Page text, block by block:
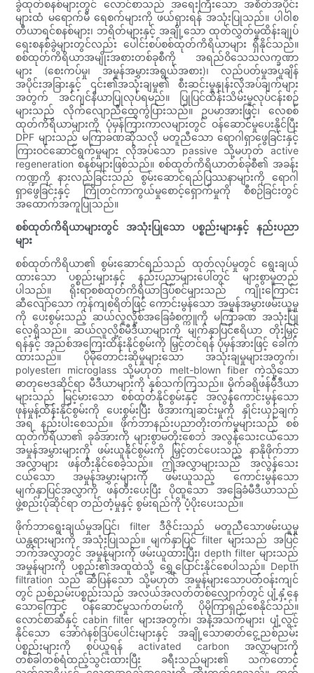
ခွဲထုတ်စနစ်များတွင် လောင်စာသည် အရေးကြီးသော အစိတ်အပိုင်း
များထံ မရောက်မီ ရေစက်များကို ဖယ်ရှားရန် အသုံးပြုသည်။ ပါဝါစ
တီယာရင်စနစ်များ၊ ဘရိတ်များနှင့် အချို့သော ထုတ်လွှတ်မှုထိန်းချုပ်
ရေးစနစ်ခွဲများတွင်လည်း ပေါင်းစပ်စစ်ထုတ်ကိရိယာများ ရှိနိုင်သည်။
စစ်ထုတ်ကိရိယာအမျိုးအစားတစ်ခုစီကို အရည်ဝိသေသလက္ခဏာ
များ (စေးကပ်မှု၊ အမှုန်အမွှားအရွယ်အစား)၊ လည်ပတ်မှုအပူချိန်
အပိုင်းအခြားနှင့် ၎င်း၏အသုံးချမှု၏ စီးဆင်းမှုနှုန်းလိုအပ်ချက်များ
အတွက် အင်ဂျင်နီယာပြုလုပ်ရမည်။ ပြုပြင်ထိန်းသိမ်းမှုလုပ်ငန်းစဉ်
များသည် လိုက်လျောညီထွေကွဲပြားသည်။ ဥပမာအားဖြင့်၊ လေစစ်
ထုတ်ကိရိယာများကို ပုံမှန်ကြားကာလများတွင် ဝန်ဆောင်မှုပေးနိုင်ပြီး
DPF များသည် မကြာခဏဆိုသလို မတူညီသော ရောဂါရှာဖွေခြင်းနှင့်
ကြားဝင်ဆောင်ရွက်မှုများ လိုအပ်သော passive သို့မဟုတ် active
regeneration စနစ်များဖြစ်သည်။ စစ်ထုတ်ကိရိယာတစ်ခုစီ၏ အခန်း
ကဏ္ဍကို နားလည်ခြင်းသည် စွမ်းဆောင်ရည်ပြဿနာများကို ရောဂါ
ရှာဖွေခြင်းနှင့် ကြိုတင်ကာကွယ်မှုစောင့်ရှောက်မှုကို စီစဉ်ခြင်းတွင်
အထောက်အကူပြုသည်။
စစ်ထုတ်ကိရိယာများတွင် အသုံးပြုသော ပစ္စည်းများနှင့် နည်းပညာ
များ
စစ်ထုတ်ကိရိယာ၏ စွမ်းဆောင်ရည်သည် ထုတ်လုပ်မှုတွင် ရွေးချယ်
ထားသော ပစ္စည်းများနှင့် နည်းပညာများပေါ်တွင် များစွာမူတည်
ပါသည်။ ရိုးရာစစ်ထုတ်ကိရိယာဒြပ်စင်များသည် ကျိုးကြောင်း
ဆီလျော်သော ကုန်ကျစရိတ်ဖြင့် ကောင်းမွန်သော အမှုန်အမွှားဖမ်းယူမှု
ကို ပေးစွမ်းသည့် ဆယ်လူလို့စ်အခြေခံစက္ကူကို မကြာခဏ အသုံးပြု
လေ့ရှိသည်။ ဆယ်လူလို့စ်မီဒီယာများကို မျက်နှာပြင်ဧရိယာ တိုးမြှင့်
ရန်နှင့် အညစ်အကြေးထိန်းနိုင်စွမ်းကို မြှင့်တင်ရန် ပုံမှန်အားဖြင့် ခေါက်
ထားသည်။ ပိုမိုတောင်းဆိုမှုများသော အသုံးချမှုများအတွက်၊
polyester၊ microglass သို့မဟုတ် melt-blown fiber ကဲ့သို့သော
ဓာတုဗေဒဆိုင်ရာ မီဒီယာများကို နှစ်သက်ကြသည်။ မိုက်ခရိုဖန်မီဒီယာ
များသည် မြင့်မားသော စစ်ထုတ်နိုင်စွမ်းနှင့် အလွန်ကောင်းမွန်သော
ဖုန်မှုန့်ထိန်းနိုင်စွမ်းကို ပေးစွမ်းပြီး ဖိအားကျဆင်းမှုကို နှိုင်းယှဉ်ချက်
အရ နည်းပါးစေသည်။ ဖိုက်ဘာနည်းပညာတိုးတက်မှုများသည် စစ်
ထုတ်ကိရိယာ၏ ခုခံအားကို များစွာမတိုးစေဘဲ အလွန်သေးငယ်သော
အမှုန်အမွှားများကို ဖမ်းယူနိုင်စွမ်းကို မြှင့်တင်ပေးသည့် နာနိုဖိုက်ဘာ
အလွှာများ ဖန်တီးနိုင်စေခဲ့သည်။ ဤအလွှာများသည် အလွန်သေး
ငယ်သော အမှုန်အမွှားများကို ဖမ်းယူသည့် ကောင်းမွန်သော
မျက်နှာပြင်အလွှာကို ဖန်တီးပေးပြီး ပိုထူသော အခြေခံမီဒီယာသည်
ဖွဲ့စည်းပုံဆိုင်ရာ တည်တံ့မှုနှင့် စွမ်းရည်ကို ပံ့ပိုးပေးသည်။
ဖိုက်ဘာရွေးချယ်မှုအပြင်၊ filter ဒီဇိုင်းသည် မတူညီသောဖမ်းယူမှု
ယန္တရားများကို အသုံးပြုသည်။ မျက်နှာပြင် filter များသည် အပြင်
ဘက်အလွှာတွင် အမှုန်များကို ဖမ်းယူထားပြီး၊ depth filter များသည်
အမှုန်များကို ပစ္စည်း၏အထူထဲသို့ ရွှေ့ပြောင်းနိုင်စေပါသည်။ Depth
filtration သည် ဆီပြန်သော သို့မဟုတ် အမှုန်များသောပတ်ဝန်းကျင်
တွင် ညစ်ညမ်းပစ္စည်းသည် အလယ်အလတ်တစ်လျှောက်တွင် ပျံ့နှံ့နေ
သောကြောင့် ဝန်ဆောင်မှုသက်တမ်းကို ပိုမိုကြာရှည်စေနိုင်သည်။
လောင်စာဆီနှင့် cabin filter များအတွက်၊ အနံ့အသက်များ၊ ပျံ့လွင့်
နိုင်သော အော်ဂဲနစ်ဒြပ်ပေါင်းများနှင့် အချို့သောဓာတ်ငွေ့ညစ်ညမ်း
ပစ္စည်းများကို စုပ်ယူရန် activated carbon အလွှာများကို
တစ်ခါတစ်ရံထည့်သွင်းထားပြီး ခရီးသည်များ၏ သက်တောင့်